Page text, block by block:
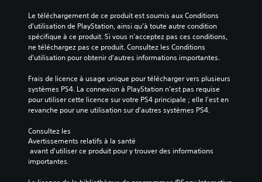
Le téléchargement de ce produit est soumis aux Conditions
d'utilisation de PlayStation, ainsi qu'à toute autre condition
spécifique à ce produit. Si vous n'acceptez pas ces conditions,
ne téléchargez pas ce produit. Consultez les Conditions
d'utilisation pour obtenir d'autres informations importantes.
Frais de licence à usage unique pour télécharger vers plusieurs
systèmes PS4. La connexion à PlayStation n'est pas requise
pour utiliser cette licence sur votre PS4 principale ; elle l'est en
revanche pour une utilisation sur d'autres systèmes PS4.
Consultez les
Avertissements relatifs à la santé
importantes.